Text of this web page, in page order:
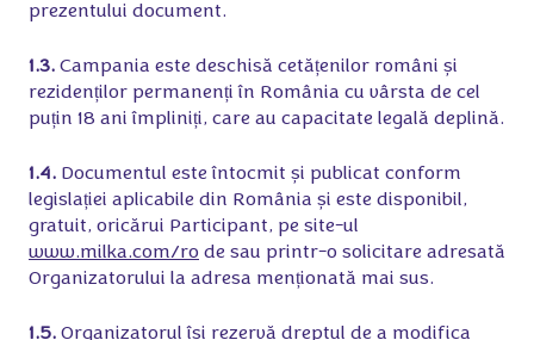
prezentului document.
1.3. Campania este deschisă cetățenilor români și
rezidenților permanenți în România cu vârsta de cel
puțin 18 ani împliniți, care au capacitate legală deplină.
1.4. Documentul este întocmit și publicat conform
legislației aplicabile din România și este disponibil,
gratuit, oricărui Participant, pe site-ul
www.milka.com/ro de sau printr-o solicitare adresată
Organizatorului la adresa menționată mai sus.
1.5. Organizatorul își rezervă dreptul de a modifica